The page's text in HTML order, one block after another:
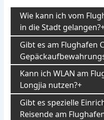
Wie kann ich vom
in die Stadt gelangen?
Gibt es am Flughafen
Kann ich WLAN am
Longjia nutzen?
Gibt es spezielle
Reisende am